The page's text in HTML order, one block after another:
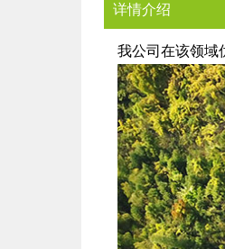
详情介绍
我公司在该领域